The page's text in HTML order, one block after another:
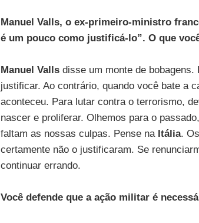
Manuel Valls, o ex-primeiro-ministro
é um pouco como justificá-lo”. O que
Manuel Vallsdisse um monte de bobagens.
justificar. Ao contrário, quando você bate a
aconteceu. Para lutar contra o terrorismo,
nascer e proliferar. Olhemos para o
faltam as nossas culpas. Pense na Itália.
certamente não o justificaram. Se
continuar errando.
Você defende que a ação militar é